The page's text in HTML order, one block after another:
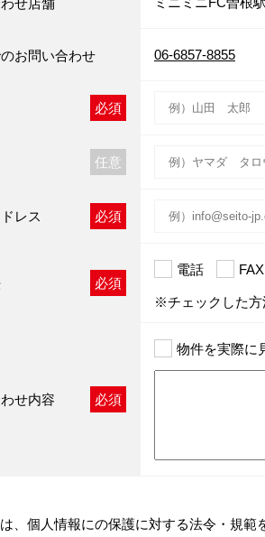
お問い合わせ 06-6857-8855
必須
任意
レス 必須
必須
電話 FAX
※チェックした方
せ内容 必須
物件を実際に
、個人情報にの保護に対する法令・規範